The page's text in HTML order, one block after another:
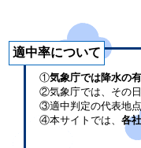
適中率について
①気象庁では降水の
②気象庁では、その
③適中判定の代表地
④本サイトでは、 各